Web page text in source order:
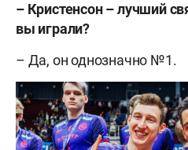
– Кристенсон – лучший
вы играли?
– Да, он однозначно №1.